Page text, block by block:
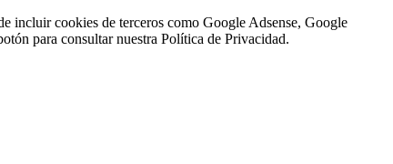
incluir cookies de terceros como Google Adsense, Google
para consultar nuestra Política de Privacidad.